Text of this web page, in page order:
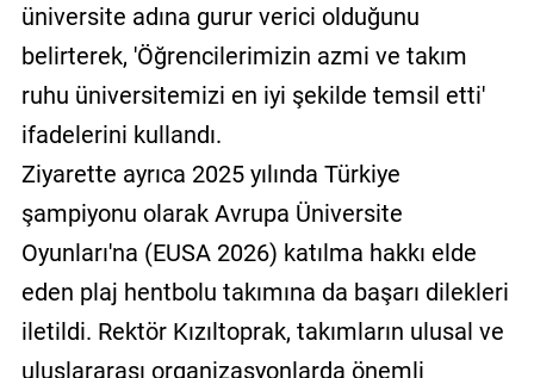
üniversite adına gurur verici olduğunu
belirterek, 'Öğrencilerimizin azmi ve takım
ruhu üniversitemizi en iyi şekilde temsil etti'
ifadelerini kullandı.
Ziyarette ayrıca 2025 yılında Türkiye
şampiyonu olarak Avrupa Üniversite
Oyunları'na (EUSA 2026) katılma hakkı elde
eden plaj hentbolu takımına da başarı dilekleri
iletildi. Rektör Kızıltoprak, takımların ulusal ve
uluslararası organizasyonlarda önemli